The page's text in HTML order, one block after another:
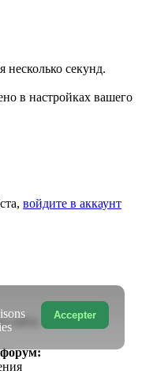
несколько секунд.
в настройках вашего
войдите в аккаунт
форум:
Accepter